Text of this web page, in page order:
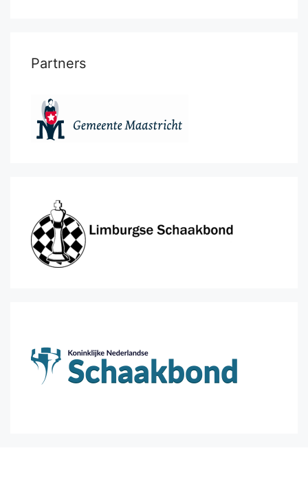
Partners